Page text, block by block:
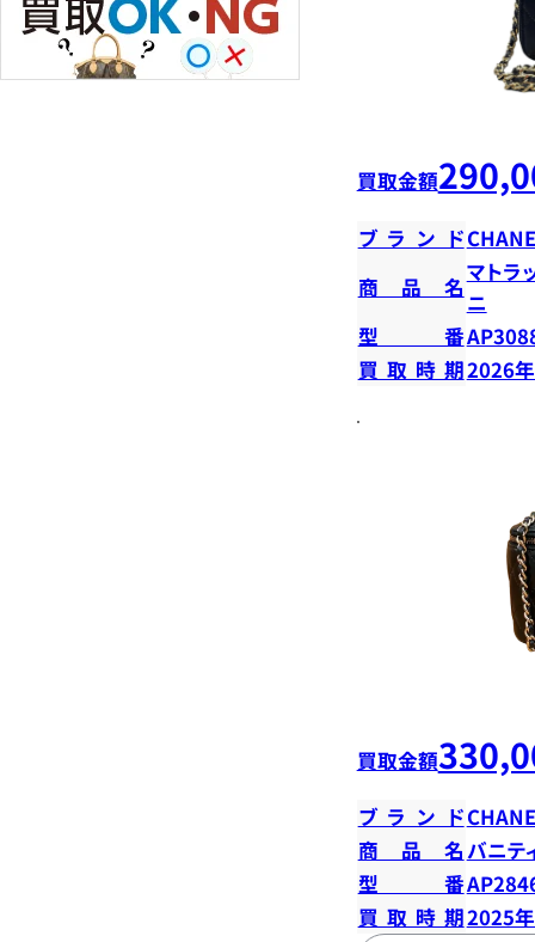
買取金額
ブランド
商品名
マトラ
ニ
型番
買取時期2026
買取金額
ブランド
商品名バニテ
型番
買取時期2025